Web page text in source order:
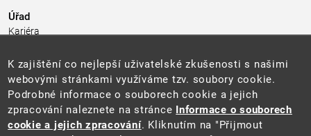
Úřad
Kariéra
Pro média a veřejnost
Povinně zveřejňované informace
Kontakty
Přistupnost budovy úřadu MŽP
(PDF, 204 kB)
Web
K zajištění co nejlepší uživatelské zkušenosti s našimi
webovými stránkami využíváme tzv. soubory cookie.
Podrobné informace o souborech cookie a jejich
zpracování naleznete na stránce Informace o souborech
cookie a jejich zpracování. Kliknutím na "Přijmout